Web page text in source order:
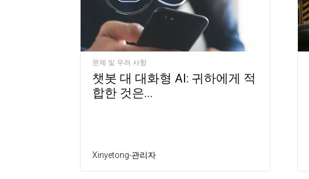
문제 및 우려 사항
챗봇 대 대화형 AI: 귀하에게 적
합한 것은...
Xinyetong-관리자